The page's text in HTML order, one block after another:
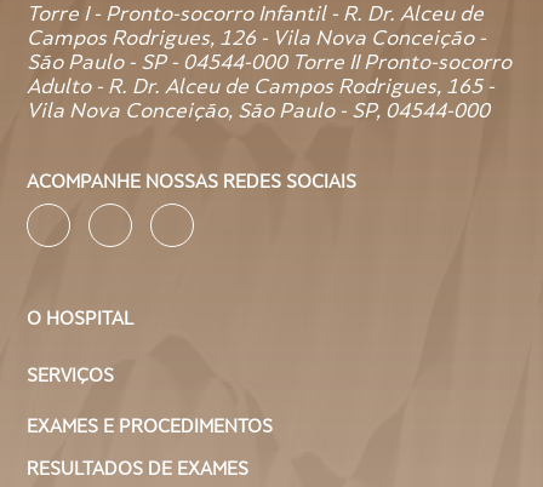
Torre I - Pronto-socorro Infantil - R. Dr. Alceu de
Campos Rodrigues, 126 - Vila Nova Conceição -
São Paulo - SP - 04544-000 Torre II Pronto-socorro
Adulto - R. Dr. Alceu de Campos Rodrigues, 165 -
Vila Nova Conceição, São Paulo - SP, 04544-000
ACOMPANHE NOSSAS REDES SOCIAIS
O HOSPITAL
SERVIÇOS
EXAMES E PROCEDIMENTOS
RESULTADOS DE EXAMES